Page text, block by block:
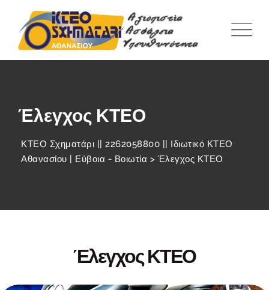
Έλεγχος ΚΤΕΟ
ΚΤΕΟ Σχηματάρι || 2262058800 || Ιδιωτικό ΚΤΕΟ
Αθανασίου | Εύβοια - Βοιωτία > Έλεγχος ΚΤΕΟ
Έλεγχος ΚΤΕΟ